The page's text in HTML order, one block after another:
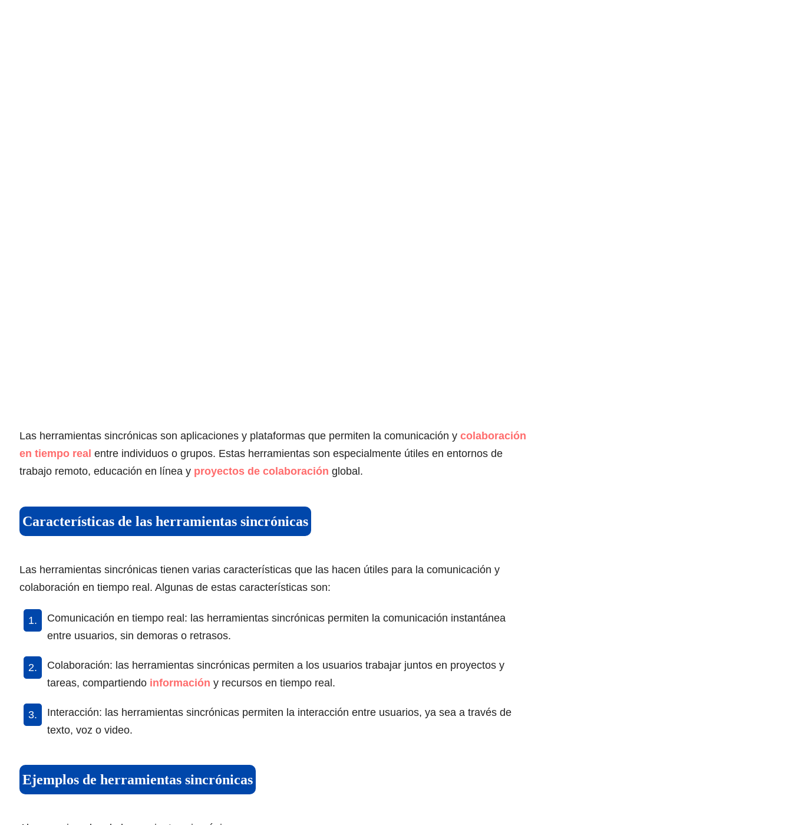
Las herramientas sincrónicas son aplicaciones y plataformas que permiten la comunicación y colaboración
en tiempo real entre individuos o grupos. Estas herramientas son especialmente útiles en entornos de
trabajo remoto, educación en línea y proyectos de colaboración global.
Características de las herramientas sincrónicas
Las herramientas sincrónicas tienen varias características que las hacen útiles para la comunicación y
colaboración en tiempo real. Algunas de estas características son:
Comunicación en tiempo real: las herramientas sincrónicas permiten la comunicación instantánea
entre usuarios, sin demoras o retrasos.
Colaboración: las herramientas sincrónicas permiten a los usuarios trabajar juntos en proyectos y
tareas, compartiendo información y recursos en tiempo real.
Interacción: las herramientas sincrónicas permiten la interacción entre usuarios, ya sea a través de
texto, voz o video.
Ejemplos de herramientas sincrónicas